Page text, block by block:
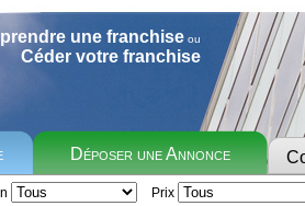
une franchiseou
Céder votre franchise
Déposer une Annonce
Prix